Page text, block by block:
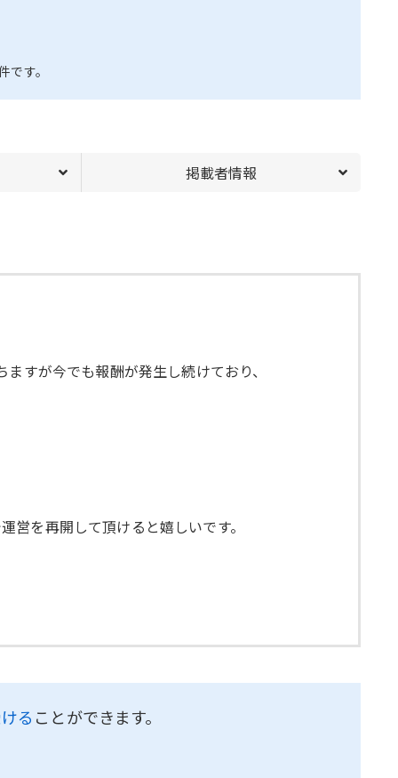
す。
掲載者情報
すが今でも報酬が発生し続けており、
を再開して頂けると嬉しいです。
る ことができます。